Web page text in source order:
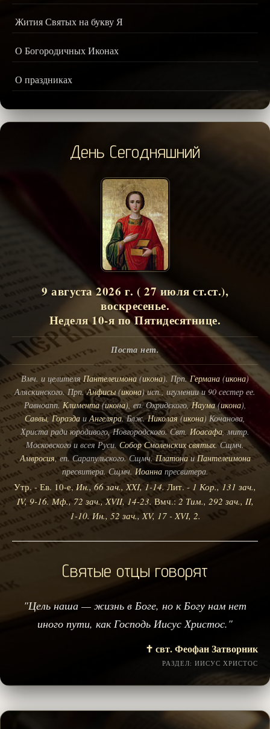
Жития Святых на букву Я
О Богородичных Иконах
О праздниках
День Сегодняшний
9 августа 2026 г. ( 27 июля ст.ст.),
воскресенье.
Неделя 10-я по Пятидесятнице.
Поста нет.
Вмч. и целителяПантелеимона (икона). Прп.Германа (икона)
Аляскинского. Прп.Анфисы(икона) исп., игумении и 90 сестер ее.
Равноапп. Климента(икона), еп. Охридского,Наума(икона),
Саввы,Горазда иАнгеляра. Блж.Николая(икона) Кочанова,
Христа ради юродивого, Новгородского. Свт. Иоасафа, митр.
Московского и всея Руси. Собор Смоленских святых. Сщмч.
Амвросия, еп. Сарапульского. Сщмч.ПлатонаиПантелеимона
пресвитера. Сщмч. Иоаннапресвитера.
Утр. - Ев. 10-е, Ин., 66 зач., XXI, 1-14. Лит. - 1 Кор., 131 зач.,
IV, 9-16. Мф., 72 зач., XVII, 14-23. Вмч.: 2 Тим., 292 зач., II,
1-10. Ин., 52 зач., XV, 17 - XVI, 2.
Святые отцы говорят
"Цель наша — жизнь в Боге, но к Богу нам нет
иного пути, как Господь Иисус Христос."
✝️ свт. Феофан Затворник
РАЗДЕЛ: ИИСУС ХРИСТОС